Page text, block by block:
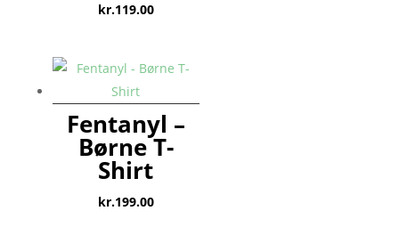
kr.119.00
Fentanyl –
Børne T-
Shirt
kr.199.00